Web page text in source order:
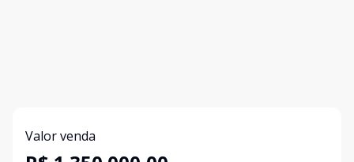
Valor venda